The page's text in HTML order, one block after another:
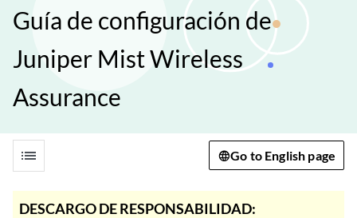
Guía de configuración de
Juniper Mist Wireless
Assurance
list Go to English page
DESCARGO DE RESPONSABILIDAD: